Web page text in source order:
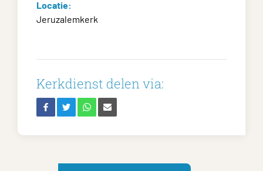
Locatie:
Jeruzalemkerk
Kerkdienst delen via: